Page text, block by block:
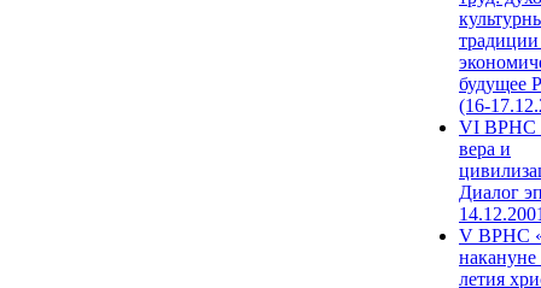
будущее
(16-
VI ВРНС
вера и
Диалог
V ВРНС
накануне
летия